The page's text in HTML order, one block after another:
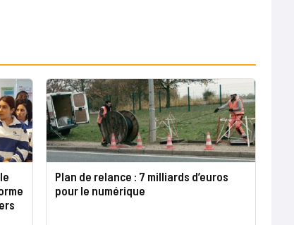
Plan de relance : 7 milliards d’euros
pour le numérique